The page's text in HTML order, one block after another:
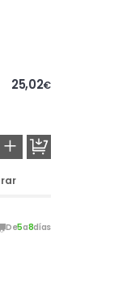
25,02€
+
De5a8días